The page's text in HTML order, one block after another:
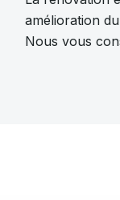
amélioration
Nous vous